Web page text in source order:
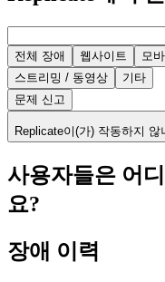
전체 장애 웹사이트 모
스트리밍 / 동영상
기타
문제 신고
Replicate이(가) 작동하지
사용자들은 어
요?
장애 이력